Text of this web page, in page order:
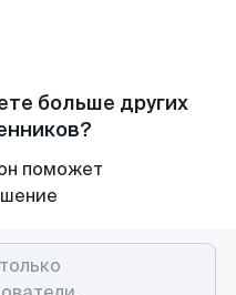
больше других
поможет